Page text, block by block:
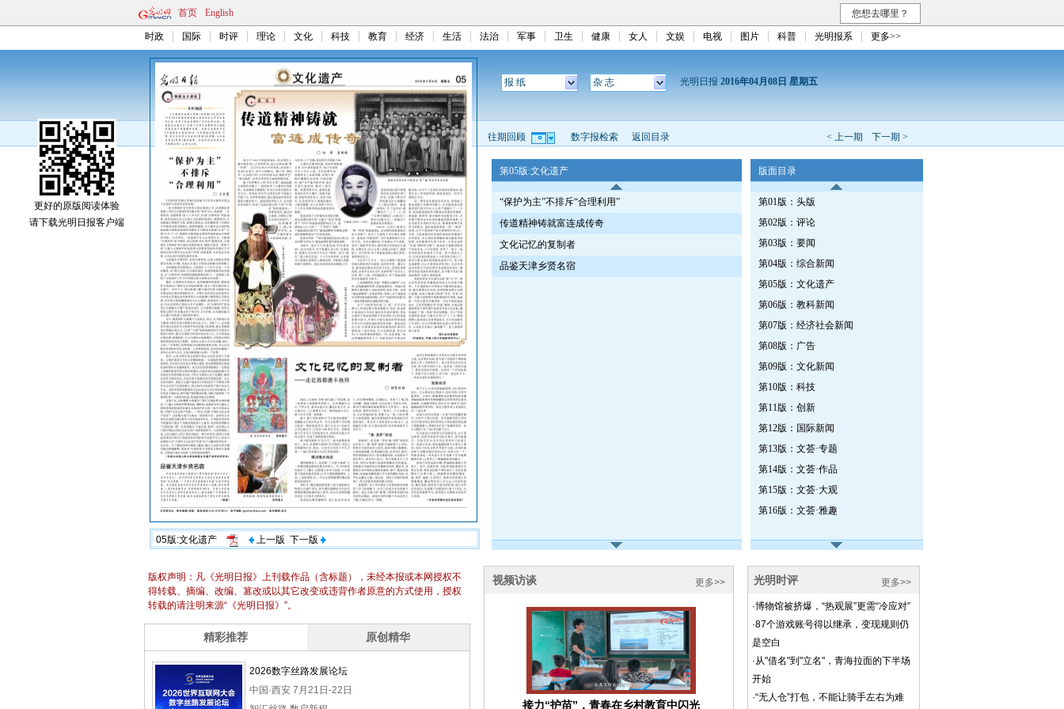
首页 English 您想去哪里？
时政 国际 时评 理论 文化 科技 教育 经济 生活 法治 军事 卫生 健康 女人 文娱 电视 图片 科普 光明报系 更多>>
05版:文化遗产 上一版 下一版
报 纸 杂 志 光明日报 2016年04月08日 星期五
< 上一期 下一期 >
往期回顾 数字报检索 返回目录
第05版:文化遗产
“保护为主”不排斥“合理利用”
传道精神铸就富连成传奇
文化记忆的复制者
品鉴天津乡贤名宿
版面目录
第01版：头版
第02版：评论
第03版：要闻
第04版：综合新闻
第05版：文化遗产
第06版：教科新闻
第07版：经济社会新闻
第08版：广告
第09版：文化新闻
第10版：科技
第11版：创新
第12版：国际新闻
第13版：文荟·专题
第14版：文荟·作品
第15版：文荟·大观
第16版：文荟·雅趣
更好的原版阅读体验
请下载光明日报客户端